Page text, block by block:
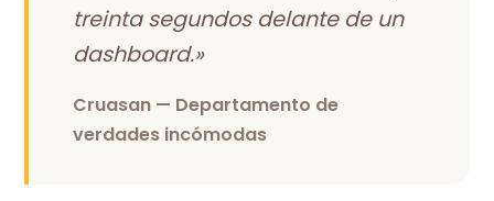
treinta segundos delante de un
dashboard.»
Cruasan — Departamento de
verdades incómodas